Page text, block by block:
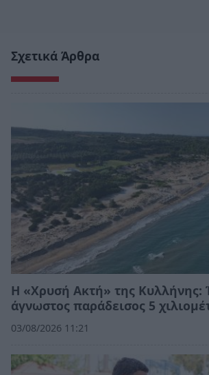
Σχετικά Άρθρα
Η «Χρυσή Ακτή» της Κυλλήνης:
άγνωστος παράδεισος 5
03/08/2026 11:21